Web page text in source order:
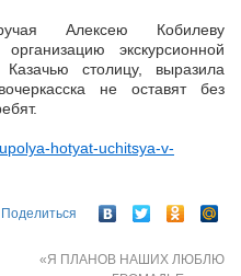
Алексею Кобилеву
экскурсионной
столицу, выразила
не оставят без
hotyat-uchitsya-v-
Поделиться
«Я ПЛАНОВ НАШИХ ЛЮБЛЮ